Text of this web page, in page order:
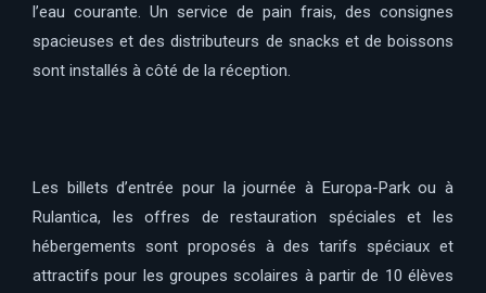
l’eau courante. Un service de pain frais, des consignes
spacieuses et des distributeurs de snacks et de boissons
sont installés à côté de la réception.
Les billets d’entrée pour la journée à Europa-Park ou à
Rulantica, les offres de restauration spéciales et les
hébergements sont proposés à des tarifs spéciaux et
attractifs pour les groupes scolaires à partir de 10 élèves